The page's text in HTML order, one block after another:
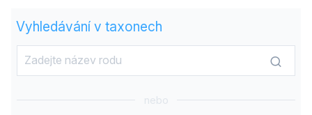
Vyhledávání v taxonech
nebo